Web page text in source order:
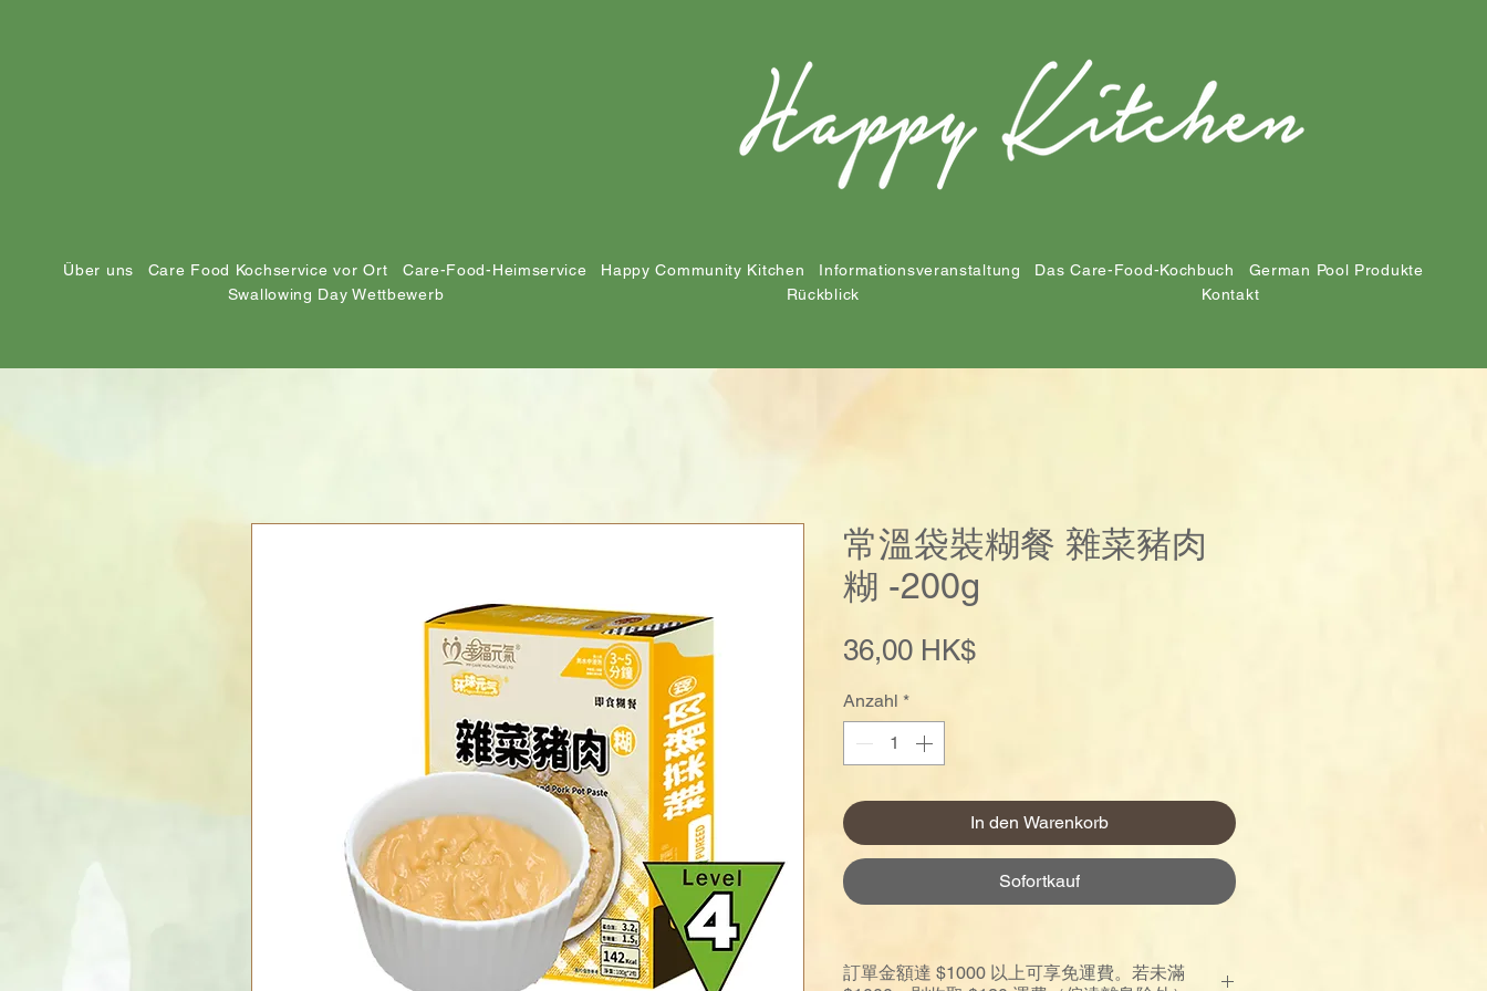
Über uns Care Food Kochservice vor Ort Care-Food-Heimservice Happy Community Kitchen Informationsveranstaltung Das Care-Food-Kochbuch
German Pool Produkte
Swallowing Day Wettbewerb
Rückblick Kontakt
常溫袋裝糊餐 雜菜豬肉
糊 -200g
36,00 HK$Preis
Anzahl *
In den Warenkorb
Sofortkauf
訂單金額達 $1000 以上可享免運費。若未滿